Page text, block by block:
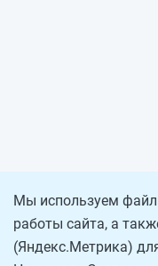
Мы используем
работы сайта, а
(Яндекс.Метрика)